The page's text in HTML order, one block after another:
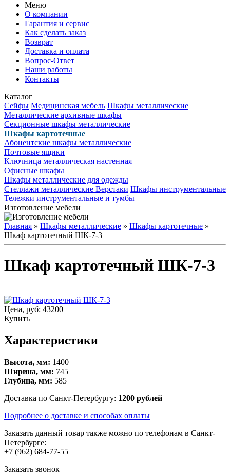
Меню
О компании
Гарантия и сервис
Как сделать заказ
Возврат
Доставка и оплата
Вопрос-Ответ
Наши работы
Контакты
Каталог
Сейфы Медицинская мебель Шкафы металлические
Металлические архивные шкафы
Секционные шкафы металлические
Шкафы картотечные
Абонентские шкафы металлические
Почтовые ящики
Ключница металлическая настенная
Офисные шкафы
Шкафы металлические для одежды
Стеллажи металлические Верстаки Шкафы инструментальные
Тележки инструментальные и тумбы
Изготовление мебели
Главная » Шкафы металлические » Шкафы картотечные »
Шкаф картотечный ШК-7-3
Шкаф картотечный ШК-7-3
Цена, руб: 43200
Купить
Характеристики
Высота, мм: 1400
Ширина, мм: 745
Глубина, мм: 585
Доставка по Санкт-Петербургу: 1200 рублей
Подробнее о доставке и способах оплаты
Заказать данный товар также можно по телефонам в Санкт-
Петербурге:
+7 (962) 684-77-55
Заказать звонок